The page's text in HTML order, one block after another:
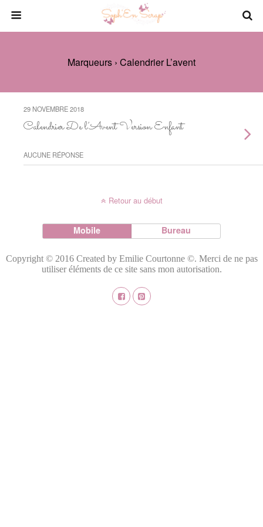
Marqueurs › Calendrier L’avent
29 NOVEMBRE 2018
Calendrier De l’Avent Version Enfant
AUCUNE RÉPONSE
Retour au début
Mobile Bureau
Copyright © 2016 Created by Emilie Courtonne ©. Merci de ne pas
utiliser éléments de ce site sans mon autorisation.